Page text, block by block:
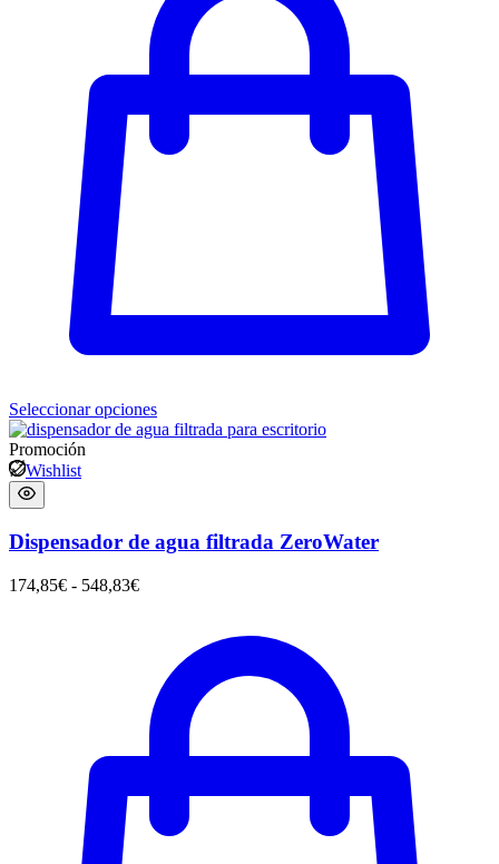
Seleccionar opciones
Promoción
Wishlist
Dispensador de agua filtrada ZeroWater
174,85€ - 548,83€